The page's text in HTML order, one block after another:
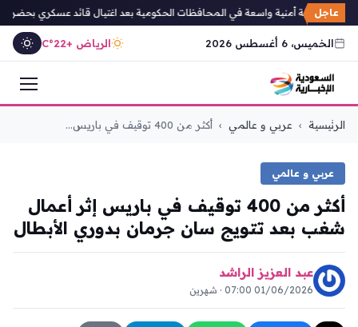
عاجل
حملة أمنية واسعة في المحافظات الحكومية بعد اغتيال قائد عسكري بحضرموت
الخميس، 6 أغسطس 2026 الرياض +22°C
التجاوز
الرئيسية › عربي و عالمي › أكثر من 400 توقيف في باريس...
عربي و عالمي
أكثر من 400 توقيف في باريس إثر أعمال
شغب بعد تتويج سان جرمان بدوري الأبطال
عبد العزيز الراشد
01/06/2026 07:00 · شهرين